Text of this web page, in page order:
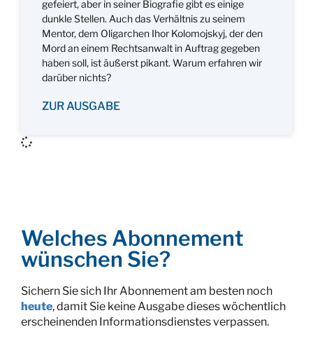
gefeiert, aber in seiner Biografie gibt es einige
dunkle Stellen. Auch das Verhältnis zu seinem
Mentor, dem Oligarchen Ihor Kolomojskyj, der den
Mord an einem Rechtsanwalt in Auftrag gegeben
haben soll, ist äußerst pikant. Warum erfahren wir
darüber nichts?
ZUR AUSGABE
Welches Abonnement
wünschen Sie?
Sichern Sie sich Ihr Abonnement am besten noch
heute, damit Sie keine Ausgabe dieses wöchentlich
erscheinenden Informationsdienstes verpassen.